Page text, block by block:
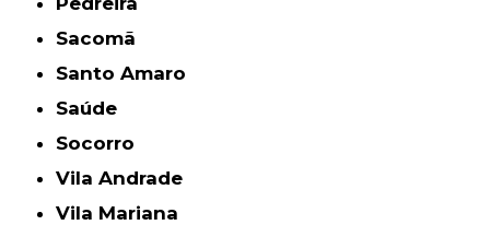
Sacomã
Santo Amaro
Saúde
Socorro
Vila Andrade
Vila Mariana